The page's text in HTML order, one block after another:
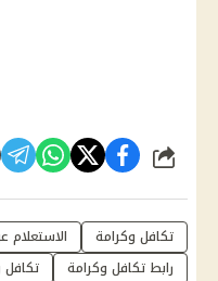
شارك
تكافل وكرامة
الاستعلام
رابط تكافل وكرامة
تكافل